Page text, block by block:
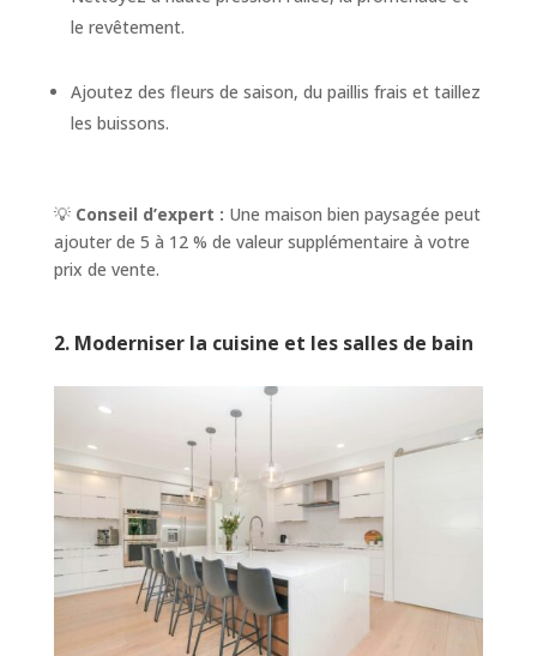
le revêtement.
Ajoutez des fleurs de saison, du paillis frais et taillez
les buissons.
💡 Conseil d’expert : Une maison bien paysagée peut
ajouter de 5 à 12 % de valeur supplémentaire à votre
prix de vente.
2. Moderniser la cuisine et les salles de bain